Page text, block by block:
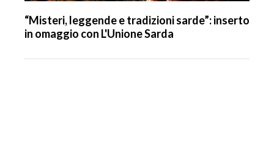
“Misteri, leggende e tradizioni sarde”: inserto
in omaggio con L'Unione Sarda